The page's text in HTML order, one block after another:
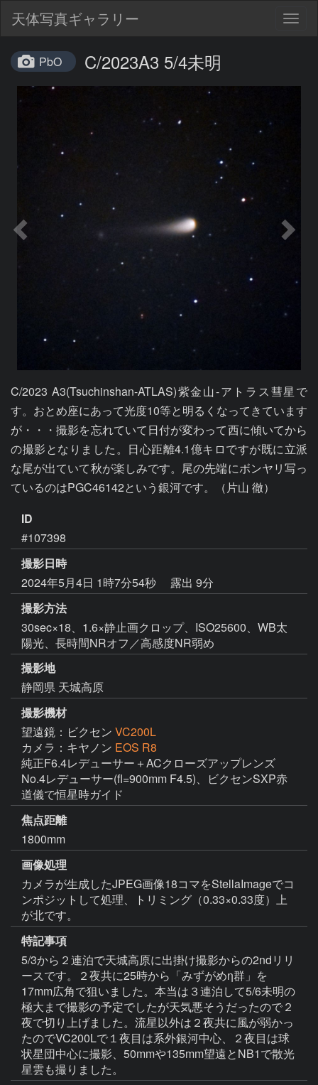
天体写真ギャラリー
PbO C/2023A3 5/4未明
C/2023 A3(Tsuchinshan-ATLAS)紫金山-アトラス彗星で
す。おとめ座にあって光度10等と明るくなってきています
が・・・撮影を忘れていて日付が変わって西に傾いてから
の撮影となりました。日心距離4.1億キロですが既に立派
な尾が出ていて秋が楽しみです。尾の先端にボンヤリ写っ
ているのはPGC46142という銀河です。（片山 徹）
ID
#107398
撮影日時
2024年5月4日 1時7分54秒
露出 9分
撮影方法
30sec×18、1.6×静止画クロップ、ISO25600、WB太
陽光、長時間NRオフ／高感度NR弱め
撮影地
静岡県 天城高原
撮影機材
望遠鏡：ビクセン VC200L
カメラ：キヤノン EOS R8
純正F6.4レデューサー＋ACクローズアップレンズ
No.4レデューサー(fl=900mm F4.5)、ビクセンSXP赤
道儀で恒星時ガイド
焦点距離
1800mm
画像処理
カメラが生成したJPEG画像18コマをStellaImageでコ
ンポジットして処理、トリミング（0.33×0.33度）上
が北です。
特記事項
5/3から２連泊で天城高原に出掛け撮影からの2ndリリ
ースです。２夜共に25時から「みずがめη群」を
17mm広角で狙いました。本当は３連泊して5/6未明の
極大まで撮影の予定でしたが天気悪そうだったので２
夜で切り上げました。流星以外は２夜共に風が弱かっ
たのでVC200Lで１夜目は系外銀河中心、２夜目は球
状星団中心に撮影、50mmや135mm望遠とNB1で散光
星雲も撮りました。